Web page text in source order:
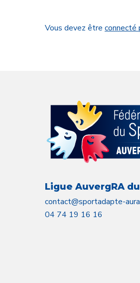
Vous devez être connecté
Ligue AuvergRA
contact@sportadapte-
04 74 19 16 16